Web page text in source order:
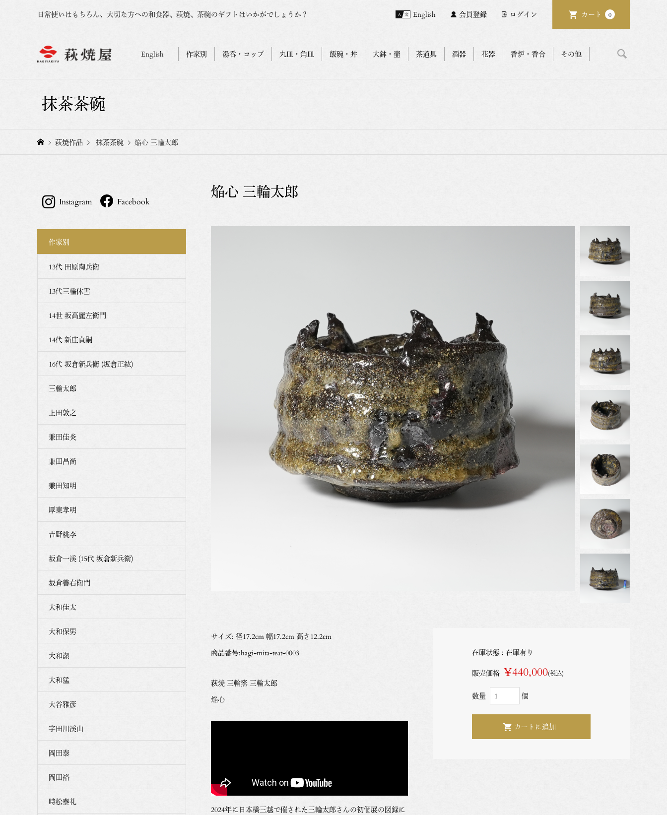
日常使いはもちろん、大切な方への和食器、萩焼、茶碗のギフトはいかがでしょうか？ English 会員登録 ログイン カート 0
English 作家別 湯呑・コップ 丸皿・角皿 飯碗・丼 大鉢・壷 茶道具 酒器 花器 香炉・香合 その他
抹茶茶碗
萩焼作品 抹茶茶碗 焔心 三輪太郎
焔心 三輪太郎
サイズ: 径17.2cm 幅17.2cm 高さ12.2cm
商品番号:hagi-mita-teat-0003
萩焼 三輪窯 三輪太郎
焔心
2024年に日本橋三越で催された三輪太郎さんの初個展の図録に
在庫状態 : 在庫有り
販売価格 ¥440,000(税込)
数量 個
Instagram Facebook
作家別
13代 田原陶兵衛
13代三輪休雪
14世 坂高麗左衛門
14代 新庄貞嗣
16代 坂倉新兵衛 (坂倉正紘)
三輪太郎
上田敦之
兼田佳炎
兼田昌尚
兼田知明
厚東孝明
吉野桃李
坂倉一渓 (15代 坂倉新兵衛)
坂倉善右衛門
大和佳太
大和保男
大和潔
大和猛
大谷雅彦
宇田川渓山
岡田泰
岡田裕
時松泰礼